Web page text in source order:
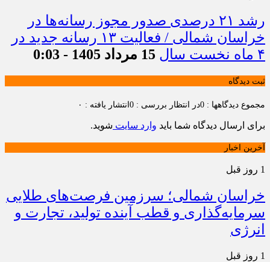
رشد ۲۱ درصدی صدور مجوز رسانه‌ها در
خراسان شمالی / فعالیت ۱۳ رسانه جدید در
۴ ماه نخست سال
15 مرداد 1405 - 0:03
ثبت دیدگاه
مجموع دیدگاهها : 0 در انتظار بررسی : 0 انتشار یافته : ۰
برای ارسال دیدگاه شما باید وارد سایت شوید.
آخرین اخبار
1 روز قبل
خراسان شمالی؛ سرزمین فرصت‌های طلایی
سرمایه‌گذاری و قطب آینده تولید، تجارت و
انرژی
1 روز قبل